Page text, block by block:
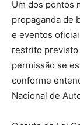
Um dos pontos
propaganda de
e eventos
restrito
permissão se
conforme
Nacional de